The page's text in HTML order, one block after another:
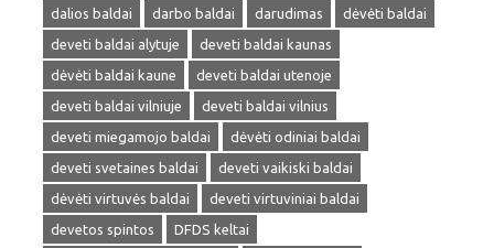
dalios baldai
darbo baldai darudimas
dėvėti baldai
deveti baldai alytuje
deveti baldai kaunas
dėvėti baldai kaune
deveti baldai utenoje
deveti baldai vilniuje
deveti baldai vilnius
deveti miegamojo baldai
dėvėti odiniai baldai
deveti svetaines baldai
deveti vaikiski baldai
dėvėti virtuvės baldai
deveti virtuviniai baldai
devetos spintos
DFDS keltai